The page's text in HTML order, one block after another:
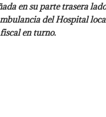
en su parte trasera
del Hospital
en turno.